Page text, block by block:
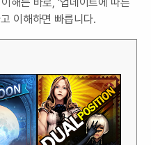
해는 바로, '업데이트에 따른
이해하면 빠릅니다.